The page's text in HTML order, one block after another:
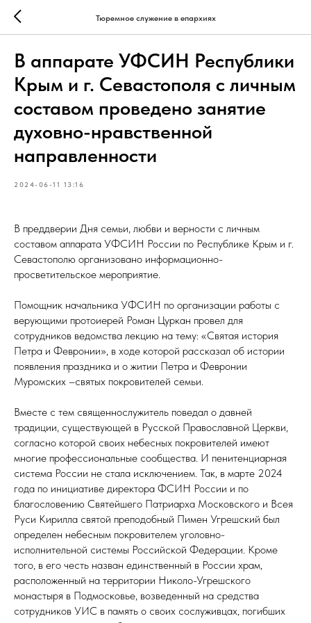
Тюремное служение в епархиях
В аппарате УФСИН Республики
Крым и г. Севастополя с личным
составом проведено занятие
духовно-нравственной
направленности
2024-06-11 13:16
В преддверии Дня семьи, любви и верности с личным
составом аппарата УФСИН России по Республике Крым и г.
Севастополю организовано информационно-
просветительское мероприятие.
Помощник начальника УФСИН по организации работы с
верующими протоиерей Роман Цуркан провел для
сотрудников ведомства лекцию на тему: «Святая история
Петра и Февронии», в ходе которой рассказал об истории
появления праздника и о житии Петра и Февронии
Муромских –святых покровителей семьи.
Вместе с тем священнослужитель поведал о давней
традиции, существующей в Русской Православной Церкви,
согласно которой своих небесных покровителей имеют
многие профессиональные сообщества. И пенитенциарная
система России не стала исключением. Так, в марте 2024
года по инициативе директора ФСИН России и по
благословению Святейшего Патриарха Московского и Всея
Руси Кирилла святой преподобный Пимен Угрешский был
определен небесным покровителем уголовно-
исполнительной системы Российской Федерации. Кроме
того, в его честь назван единственный в России храм,
расположенный на территории Николо-Угрешского
монастыря в Подмосковье, возведенный на средства
сотрудников УИС в память о своих сослуживцах, погибших